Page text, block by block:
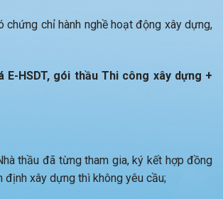
chỉ hành nghề hoạt động xây dựng,
HSDT, gói thầu Thi công xây dựng +
thầu đã từng tham gia, ký kết hợp đồng
định xây dựng thì không yêu cầu;